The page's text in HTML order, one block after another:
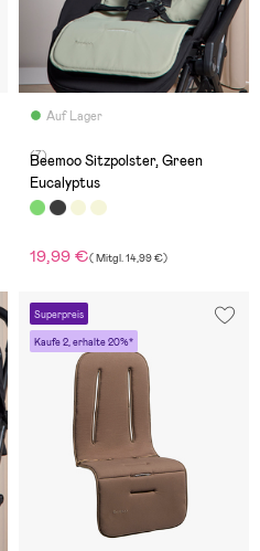
Auf Lager
(7)
Beemoo Sitzpolster, Green
Eucalyptus
19,99 €(Mitgl.14,99 €)
Superpreis
Kaufe 2, erhalte 20%*